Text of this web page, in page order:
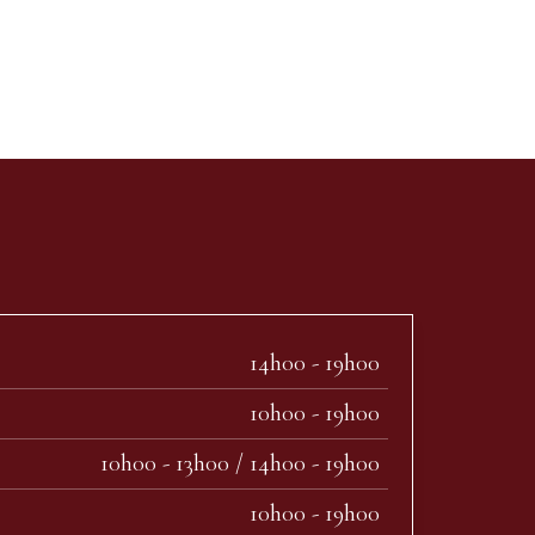
14h00 - 19h00
10h00 - 19h00
10h00 - 13h00 / 14h00 - 19h00
10h00 - 19h00